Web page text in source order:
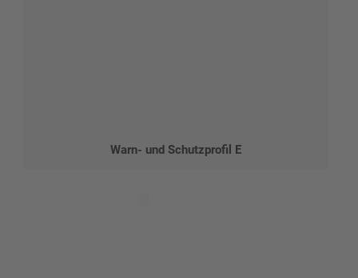
Warn- und Schutzprofil E